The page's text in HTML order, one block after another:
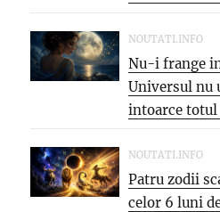
NOUTATI.INFO
Nu-i frange
Universul nu
intoarce
NOUTATI.INFO
Patru zodii
celor 6 luni